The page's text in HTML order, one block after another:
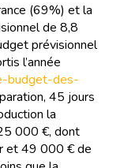
(69%) et la
de 8,8
prévisionnel
l’année
budget-des-
45 jours
la
000 €, dont
et 49 000 € de